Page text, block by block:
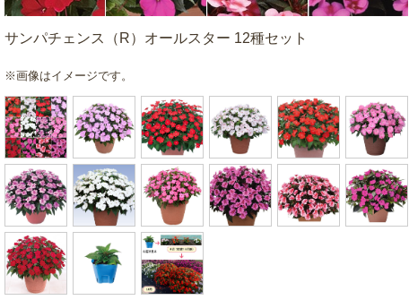
サンパチェンス（R）オールスター 12種セット
※画像はイメージです。